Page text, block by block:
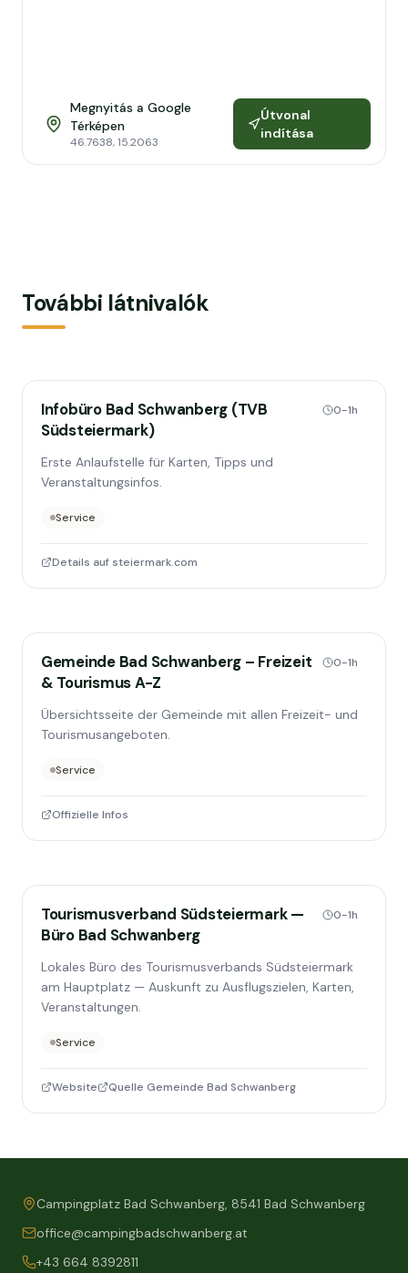
Megnyitás a Google
Térképen
46.7638,15.2063
Útvonal
indítása
További látnivalók
Infobüro Bad Schwanberg (TVB
Südsteiermark)
0-1h
Erste Anlaufstelle für Karten, Tipps und
Veranstaltungsinfos.
Service
Details auf steiermark.com
Gemeinde Bad Schwanberg – Freizeit
& Tourismus A-Z
0-1h
Übersichtsseite der Gemeinde mit allen Freizeit- und
Tourismusangeboten.
Service
Offizielle Infos
Tourismusverband Südsteiermark —
Büro Bad Schwanberg
0-1h
Lokales Büro des Tourismusverbands Südsteiermark
am Hauptplatz — Auskunft zu Ausflugszielen, Karten,
Veranstaltungen.
Service
Website Quelle Gemeinde Bad Schwanberg
Campingplatz Bad Schwanberg, 8541 Bad Schwanberg
office@campingbadschwanberg.at
+43 664 8392811